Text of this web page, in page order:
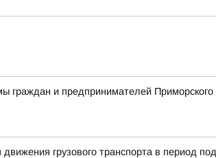
граждан и предпринимателей Приморского
грузового транспорта в период